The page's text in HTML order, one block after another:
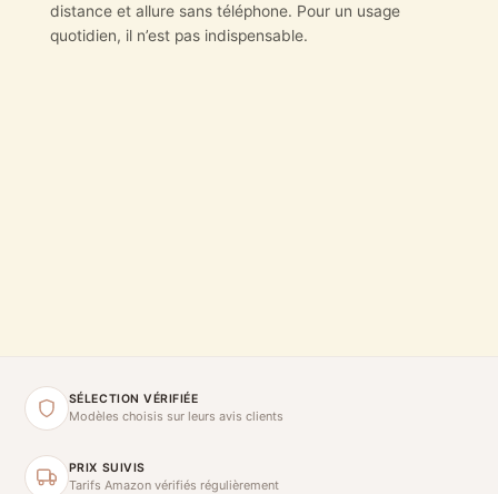
distance et allure sans téléphone. Pour un usage
quotidien, il n’est pas indispensable.
SÉLECTION VÉRIFIÉE
Modèles choisis sur leurs avis clients
PRIX SUIVIS
Tarifs Amazon vérifiés régulièrement